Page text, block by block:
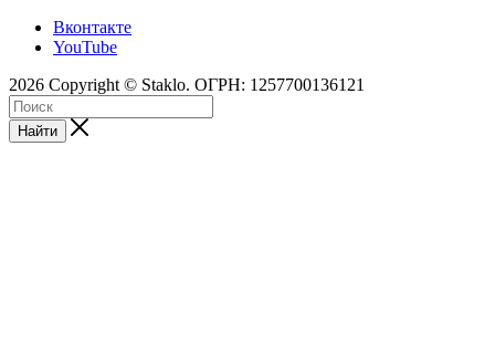
Вконтакте
YouTube
2026 Copyright © Staklo. ОГРН: 1257700136121
Найти